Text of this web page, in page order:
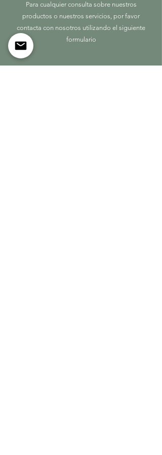
Para cualquier consulta sobre nuestros
productos o nuestros servicios, por favor
contacta con nosotros utilizando el siguiente
formulario